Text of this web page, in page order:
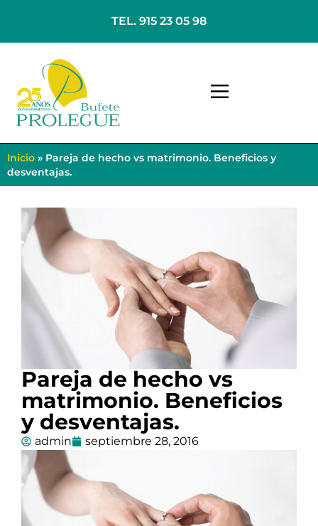
TEL. 915 23 05 98
Inicio » Pareja de hecho vs matrimonio. Beneficios y
desventajas.
Pareja de hecho vs
matrimonio. Beneficios
y desventajas.
admin septiembre 28, 2016